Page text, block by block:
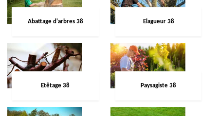
Abattage d'arbres 38 Elagueur 38
Etêtage 38 Paysagiste 38